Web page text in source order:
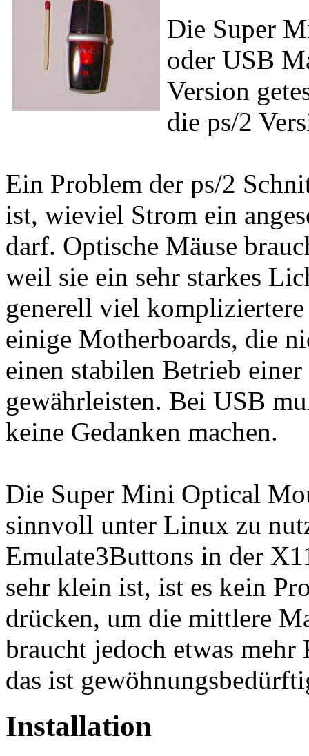
Die Super
oder USB
Version
die ps/2
Ein Problem der ps/2
ist, wieviel Strom ein
darf. Optische Mäuse
weil sie ein sehr starkes
generell viel
einige Motherboards, die
einen stabilen Betrieb
gewährleisten. Bei USB
keine Gedanken machen.
Die Super Mini Optical
sinnvoll unter Linux zu
Emulate3Buttons in der
sehr klein ist, ist es kein
drücken, um die mittlere
braucht jedoch etwas
das ist
Installation